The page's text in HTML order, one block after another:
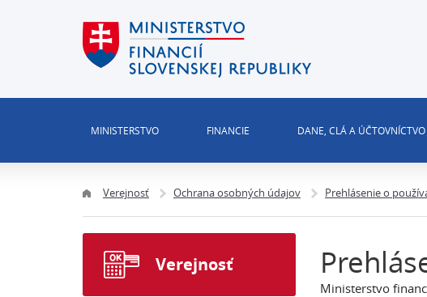
MINISTERSTVO FINANCIE DANE, CLÁ A ÚČTOVNÍCTVO
Verejnosť Ochrana osobných údajov Prehlásenie o
Ministerstvo
Verejnosť